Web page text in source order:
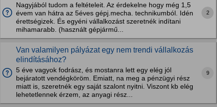
Nagyjából tudom a feltételeit. Az érdekelne hogy még 1,5
évem van hátra az 5éves gépj.mecha. technikumból. Idén
érettségizek. És egyéni vállalkozást szeretnék indítani
mihamarabb. (használt gépjármű...
2
Van valamilyen pályázat egy nem trendi vállalkozás
elindításához?
5 éve vagyok fodrász, és mostanra lett egy elég jól
bejáratott vendégköröm. Emiatt, na meg a pénzügyi rész
miatt is, szeretnék egy saját szalont nyitni. Viszont kb elég
lehetetlennek érzem, az anyagi rész...
9